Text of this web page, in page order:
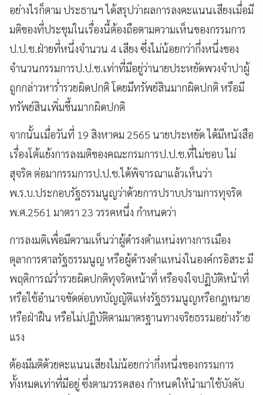
อย่างไรก็ตาม ประธานฯ ได้สรุปว่าผลการลงคะแนนเสียงเมื่อมี
มติของที่ประชุมในเรื่องนี้ต้องถือตามความเห็นของกรรมการ
ป.ป.ช.ฝ่ายที่หนึ่งจำนวน 4 เสียง ซึ่งไม่น้อยกว่ากึ่งหนึ่งของ
จำนวนกรรมการป.ป.ช.เท่าที่มีอยู่ว่านายประหยัดพวงจำปาผู้
ถูกกล่าวหาร่ำรวยผิดปกติ โดยมีทรัพย์สินมากผิดปกติ หรือมี
ทรัพย์สินเพิ่มขึ้นมากผิดปกติ
จากนั้นเมื่อวันที่ 19 สิงหาคม 2565 นายประหยัด ได้มีหนังสือ
เรื่องโต้แย้งการลงมติของคณะกรมการป.ป.ช.ที่ไม่ชอบ ไม่
สุจริต ต่อมากรรมการป.ป.ช.ได้พิจารณาแล้วเห็นว่า
พ.ร.บ.ประกอบรัฐธรรมนูญว่าด้วยการปราบปรามการทุจริต
พ.ศ.2561 มาตรา 23 วรรคหนึ่ง กำหนดว่า
การลงมติเพื่อมีความเห็นว่าผู้ดำรงตำแหน่งทางการเมือง
ตุลาการศาลรัฐธรรมนูญ หรือผู้ดำรงตำแหน่งในองค์กรอิสระ มี
พฤติการณ์ร่ำรวยผิดปกติทุจริตหน้าที่ หรือจงใจปฏิบัติหน้าที่
หรือใช้อำนาจขัดต่อบทบัญญัติแห่งรัฐธรรมนูญหรือกฎหมาย
หรือฝ่าฝืน หรือไม่ปฏิบัติตามมาตรฐานทางจริยธรรมอย่างร้าย
แรง
ต้องมีมติด้วยคะแนนเสียงไม่น้อยกว่ากึ่งหนึ่งของกรรมการ
ทั้งหมดเท่าที่มีอยู่ ซึ่งตามวรรคสอง กำหนดให้นำมาใช้บังคับ